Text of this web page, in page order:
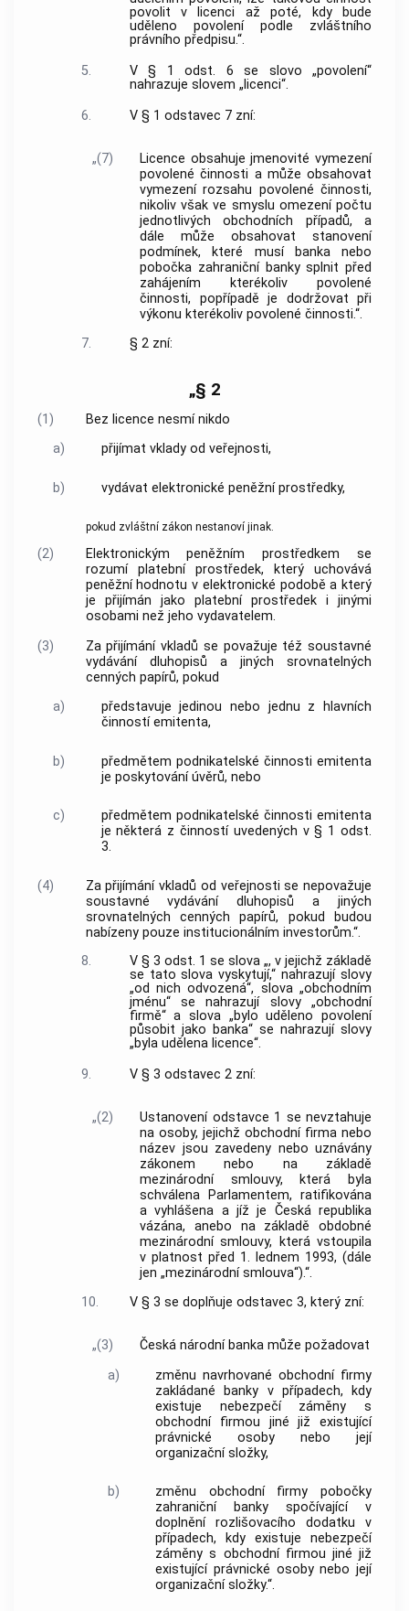
povolit v licenci až poté, kdy bude
uděleno povolení podle zvláštního
právního předpisu.“.
5.
V § 1 odst. 6 se slovo „povolení“
nahrazuje slovem „licenci“.
6.
V § 1 odstavec 7 zní:
„(7)
Licence obsahuje jmenovité vymezení
povolené činnosti a může obsahovat
vymezení rozsahu povolené činnosti,
nikoliv však ve smyslu omezení počtu
jednotlivých obchodních případů, a
dále může obsahovat stanovení
podmínek, které musí banka nebo
pobočka zahraniční banky splnit před
zahájením kterékoliv povolené
činnosti, popřípadě je dodržovat při
výkonu kterékoliv povolené činnosti.“.
7.
§ 2 zní:
„§ 2
(1)
Bez licence nesmí nikdo
a)
přijímat vklady od veřejnosti,
b) vydávat elektronické peněžní prostředky,
pokud zvláštní zákon nestanoví jinak.
(2)
Elektronickým peněžním prostředkem se
rozumí platební prostředek, který uchovává
peněžní hodnotu v elektronické podobě a který
je přijímán jako platební prostředek i jinými
osobami než jeho vydavatelem.
(3)
Za přijímání vkladů se považuje též soustavné
vydávání dluhopisů a jiných srovnatelných
cenných papírů, pokud
a)
představuje jedinou nebo jednu z hlavních
činností emitenta,
b)
předmětem podnikatelské činnosti emitenta
je poskytování úvěrů, nebo
c)
předmětem podnikatelské činnosti emitenta
je některá z činností uvedených v § 1 odst.
3.
(4)
Za přijímání vkladů od veřejnosti se nepovažuje
soustavné vydávání dluhopisů a jiných
srovnatelných cenných papírů, pokud budou
nabízeny pouze institucionálním investorům.“.
8.
V § 3 odst. 1 se slova „, v jejichž základě
se tato slova vyskytují,“ nahrazují slovy
„od nich odvozená“, slova „obchodním
jménu“ se nahrazují slovy „obchodní
firmě“ a slova „bylo uděleno povolení
působit jako banka“ se nahrazují slovy
„byla udělena licence“.
9.
V § 3 odstavec 2 zní:
„(2)
Ustanovení odstavce 1 se nevztahuje
na osoby, jejichž obchodní firma nebo
název jsou zavedeny nebo uznávány
zákonem nebo na základě
mezinárodní smlouvy, která byla
schválena Parlamentem, ratifikována
a vyhlášena a jíž je Česká republika
vázána, anebo na základě obdobné
mezinárodní smlouvy, která vstoupila
v platnost před 1. lednem 1993, (dále
jen „mezinárodní smlouva“).“.
10.
V § 3 se doplňuje odstavec 3, který zní:
„(3)
Česká národní banka může požadovat
a)
změnu navrhované obchodní firmy
zakládané banky v případech, kdy
existuje nebezpečí záměny s
obchodní firmou jiné již existující
právnické osoby nebo její
organizační složky,
b)
změnu obchodní firmy pobočky
zahraniční banky spočívající v
doplnění rozlišovacího dodatku v
případech, kdy existuje nebezpečí
záměny s obchodní firmou jiné již
existující právnické osoby nebo její
organizační složky.“.